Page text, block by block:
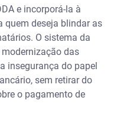
e incorporá-la à
quem deseja blindar as
O sistema da
das
insegurança do papel
sem retirar do
o pagamento de